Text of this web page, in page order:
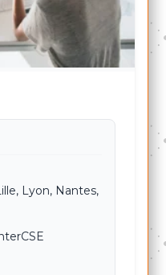
Lyon, Nantes,